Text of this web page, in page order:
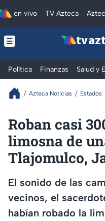
en vivo TV Azteca
tv
Política Finanzas Salud y
Azteca Noticias Estados
Roban casi
limosna de
Tlajomulco,
El sonido de las
vecinos, el
habían robado la